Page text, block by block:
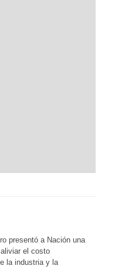
presentó a Nación una
el costo
la industria y la